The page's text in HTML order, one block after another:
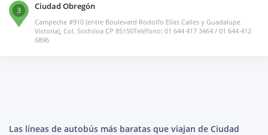
3 Ciudad Obregón
Campeche #910 (entre Boulevard Rodolfo Elías Calles y Guadalupe
Victoria), Col. Sochiloa CP 85150Teléfono: 01 644 417 3464 / 01 644 412
6896
Las líneas de autobús más baratas que viajan de Ciudad